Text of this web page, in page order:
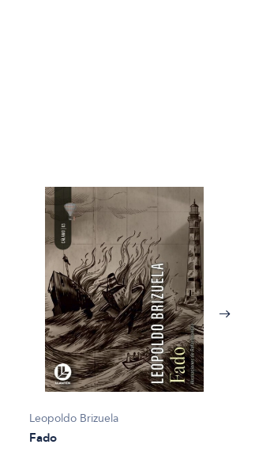
Leopoldo Brizuela
Fado